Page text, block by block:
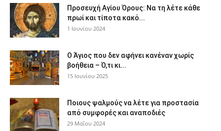
Προσευχή Αγίου Όρους: Να τη λέτε κάθε
πρωί και τίποτα κακό...
1 Ιουνίου 2024
Ο Άγιος που δεν αφήνει κανέναν χωρίς
βοήθεια – Ό,τι κι...
15 Ιουνίου 2025
Ποιους ψαλμούς να λέτε για προστασία
από συμφορές και αναποδιές
29 Μαΐου 2024